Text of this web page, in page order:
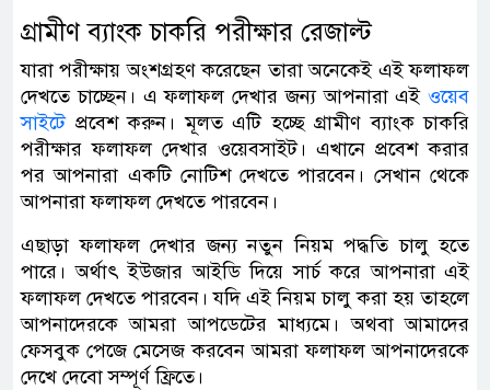
গ্রামীণ ব্যাংক চাকরি পরীক্ষার রেজাল্ট
যারা পরীক্ষায় অংশগ্রহণ করেছেন তারা অনেকেই এই ফলাফল
দেখতে চাচ্ছেন। এ ফলাফল দেখার জন্য আপনারা এই ওয়েব
সাইটেপ্রবেশ করুন। মূলত এটি হচ্ছে গ্রামীণ ব্যাংক চাকরি
পরীক্ষার ফলাফল দেখার ওয়েবসাইট। এখানে প্রবেশ করার
পর আপনারা একটি নোটিশ দেখতে পারবেন। সেখান থেকে
আপনারা ফলাফল দেখতে পারবেন।
এছাড়া ফলাফল দেখার জন্য নতুন নিয়ম পদ্ধতি চালু হতে
পারে। অর্থাৎ ইউজার আইডি দিয়ে সার্চ করে আপনারা এই
ফলাফল দেখতে পারবেন। যদি এই নিয়ম চালু করা হয় তাহলে
আপনাদেরকে আমরা আপডেটের মাধ্যমে। অথবা আমাদের
ফেসবুক পেজে মেসেজ করবেন আমরা ফলাফল আপনাদেরকে
দেখে দেবো সম্পূর্ণ ফ্রিতে।